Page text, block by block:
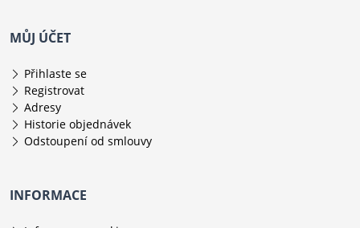
MŮJ ÚČET
Přihlaste se
Registrovat
Adresy
Historie objednávek
Odstoupení od smlouvy
INFORMACE